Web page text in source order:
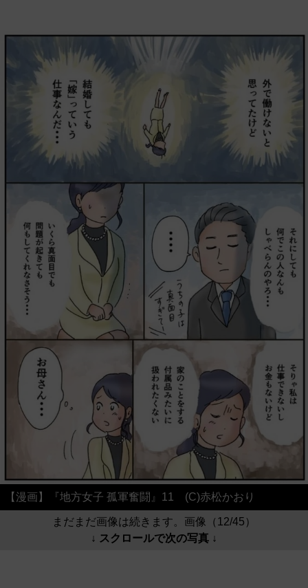
【漫画】『地方女子 孤軍奮闘』11 (C)赤松かおり
まだまだ画像は続きます。画像（12/45）
↓ スクロールで次の写真 ↓